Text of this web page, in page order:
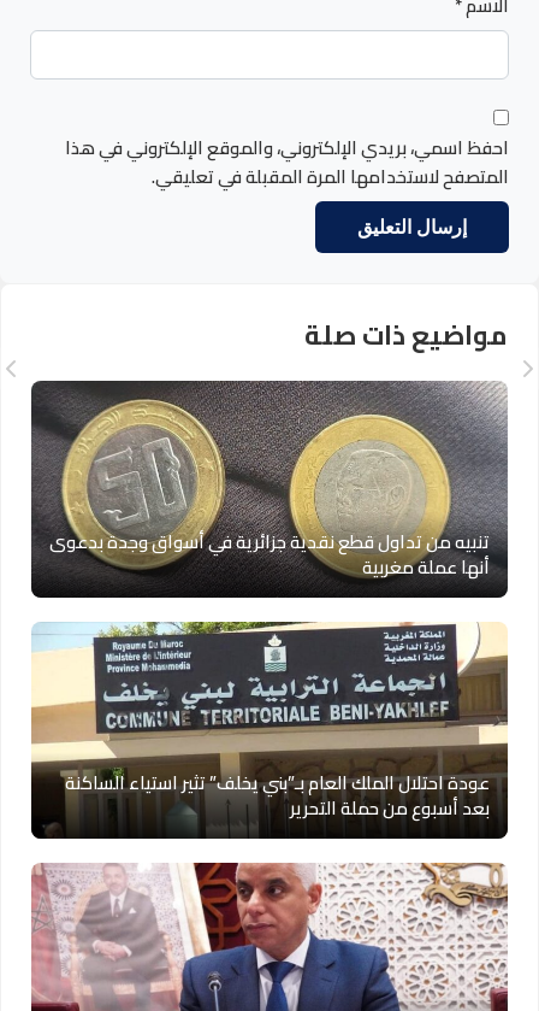
احفظ اسمي، بريدي الإلكتروني، والموقع الإلكتروني في هذا
المتصفح لاستخدامها المرة المقبلة في تعليقي.
مواضيع ذات صلة
تنبيه من تداول قطع نقدية جزائرية في أسواق وجدة بدعوى
أنها عملة مغربية
عودة احتلال الملك العام بـ”بني يخلف” تثير استياء الساكنة
بعد أسبوع من حملة التحرير